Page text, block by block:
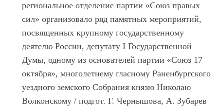
региональное отделение партии «Союз правых
сил» организовало ряд памятных мероприятий,
посвященных крупному государственному
деятелю России, депутату I Государственной
Думы, одному из основателей партии «Союз 17
октября», многолетнему гласному Раненбургского
уездного земского Собрания князю Николаю
Волконскому / подгот. Г. Чернышова, А. Зубарев